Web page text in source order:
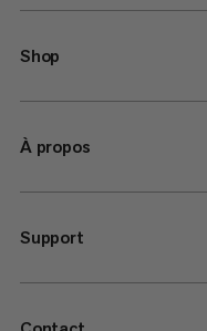
Shop
À propos
Support